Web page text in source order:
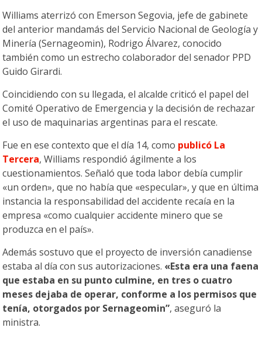
Williams aterrizó con Emerson Segovia, jefe de gabinete
del anterior mandamás del Servicio Nacional de Geología y
Minería (Sernageomin), Rodrigo Álvarez, conocido
también como un estrecho colaborador del senador PPD
Guido Girardi.
Coincidiendo con su llegada, el alcalde criticó el papel del
Comité Operativo de Emergencia y la decisión de rechazar
el uso de maquinarias argentinas para el rescate.
Fue en ese contexto que el día 14, como publicó La
Tercera, Williams respondió ágilmente a los
cuestionamientos. Señaló que toda labor debía cumplir
«un orden», que no había que «especular», y que en última
instancia la responsabilidad del accidente recaía en la
empresa «como cualquier accidente minero que se
produzca en el país».
Además sostuvo que el proyecto de inversión canadiense
estaba al día con sus autorizaciones. «Esta era una faena
que estaba en su punto culmine, en tres o cuatro
meses dejaba de operar, conforme a los permisos que
tenía, otorgados por Sernageomin”, aseguró la
ministra.